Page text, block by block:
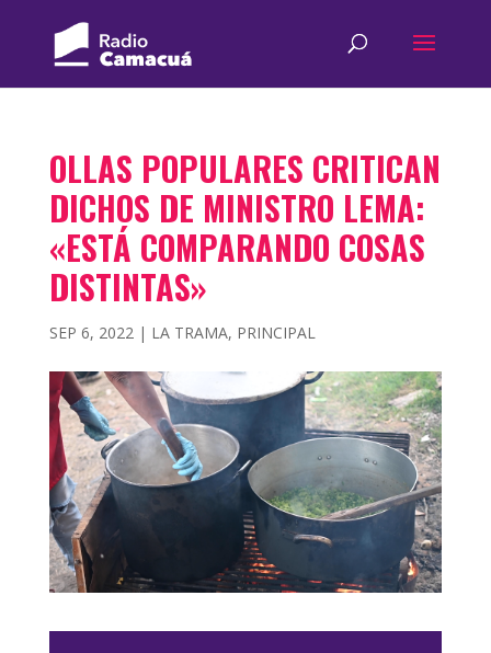
OLLAS POPULARES CRITICAN
DICHOS DE MINISTRO LEMA:
«ESTÁ COMPARANDO COSAS
DISTINTAS»
SEP 6, 2022| LA TRAMA, PRINCIPAL